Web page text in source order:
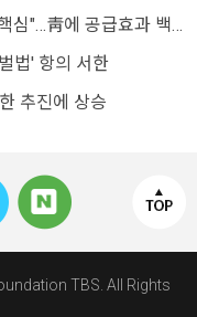
심"…靑에 공급효과 백
법' 항의 서한
추진에 상승
TBS. All Rights